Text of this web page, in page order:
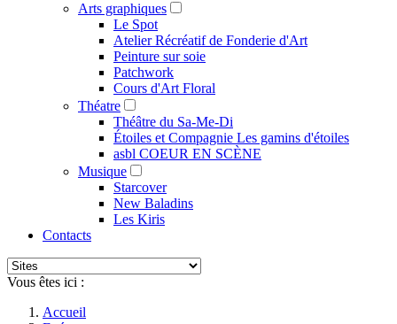
Arts graphiques
Le Spot
Atelier Récréatif de Fonderie d'Art
Peinture sur soie
Patchwork
Cours d'Art Floral
Théatre
Théâtre du Sa-Me-Di
Étoiles et Compagnie Les gamins d'étoiles
asbl COEUR EN SCÈNE
Musique
Starcover
New Baladins
Les Kiris
Contacts
Vous êtes ici :
Accueil